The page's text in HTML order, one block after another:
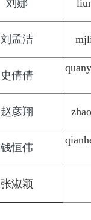
刘娜
刘孟洁
史倩倩
赵彦翔
钱恒伟
张淑颖